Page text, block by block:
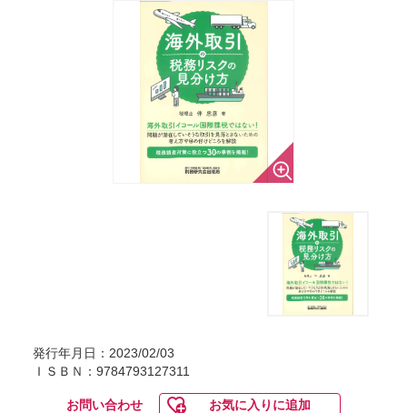
発行年月日：2023/02/03
ＩＳＢＮ：9784793127311
お問い合わせ お気に入りに追加